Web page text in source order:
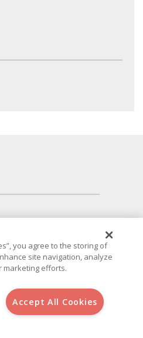
, S.L.U.(B-64405731) c/ San Norberto
you agree to the storing of
site navigation, analyze
marketing efforts.
Accept All Cookies